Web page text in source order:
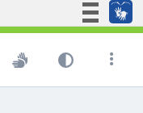
BR
Participe